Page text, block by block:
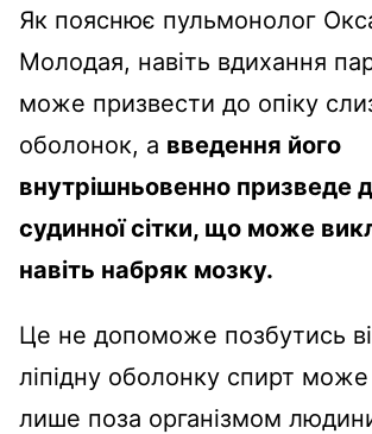
Як пояснює пульмонолог
Молодая, навіть вдихання
може призвести до опіку
оболонок, а введення його
внутрішньовенно призведе
судинної сітки, що може
навіть набряк мозку.
Це не допоможе позбутись
ліпідну оболонку спирт
лише поза організмом